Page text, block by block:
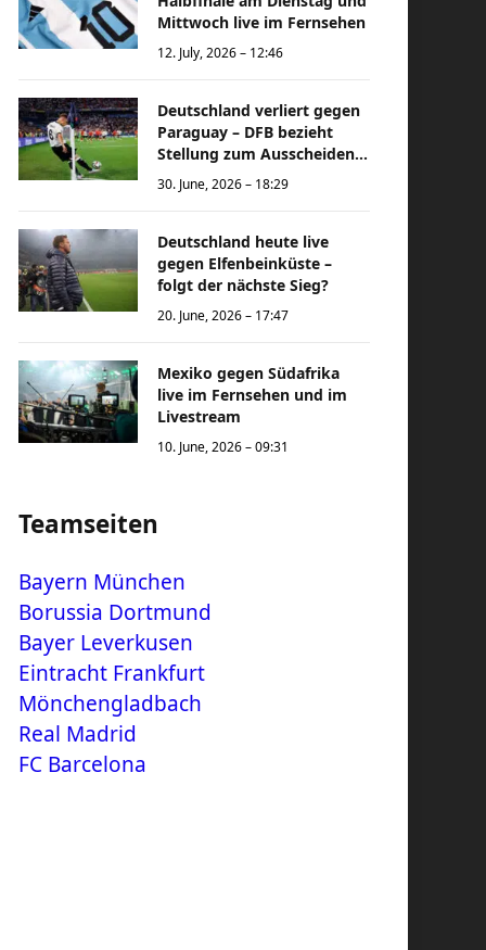
Mittwoch live im Fernsehen
12. July, 2026 – 12:46
Deutschland verliert gegen
Paraguay – DFB bezieht
Stellung zum Ausscheiden
bei der Weltmeisterschaft
30. June, 2026 – 18:29
Deutschland heute live
gegen Elfenbeinküste –
folgt der nächste Sieg?
20. June, 2026 – 17:47
Mexiko gegen Südafrika
live im Fernsehen und im
Livestream
10. June, 2026 – 09:31
Teamseiten
Bayern München
Borussia Dortmund
Bayer Leverkusen
Eintracht Frankfurt
Mönchengladbach
Real Madrid
FC Barcelona